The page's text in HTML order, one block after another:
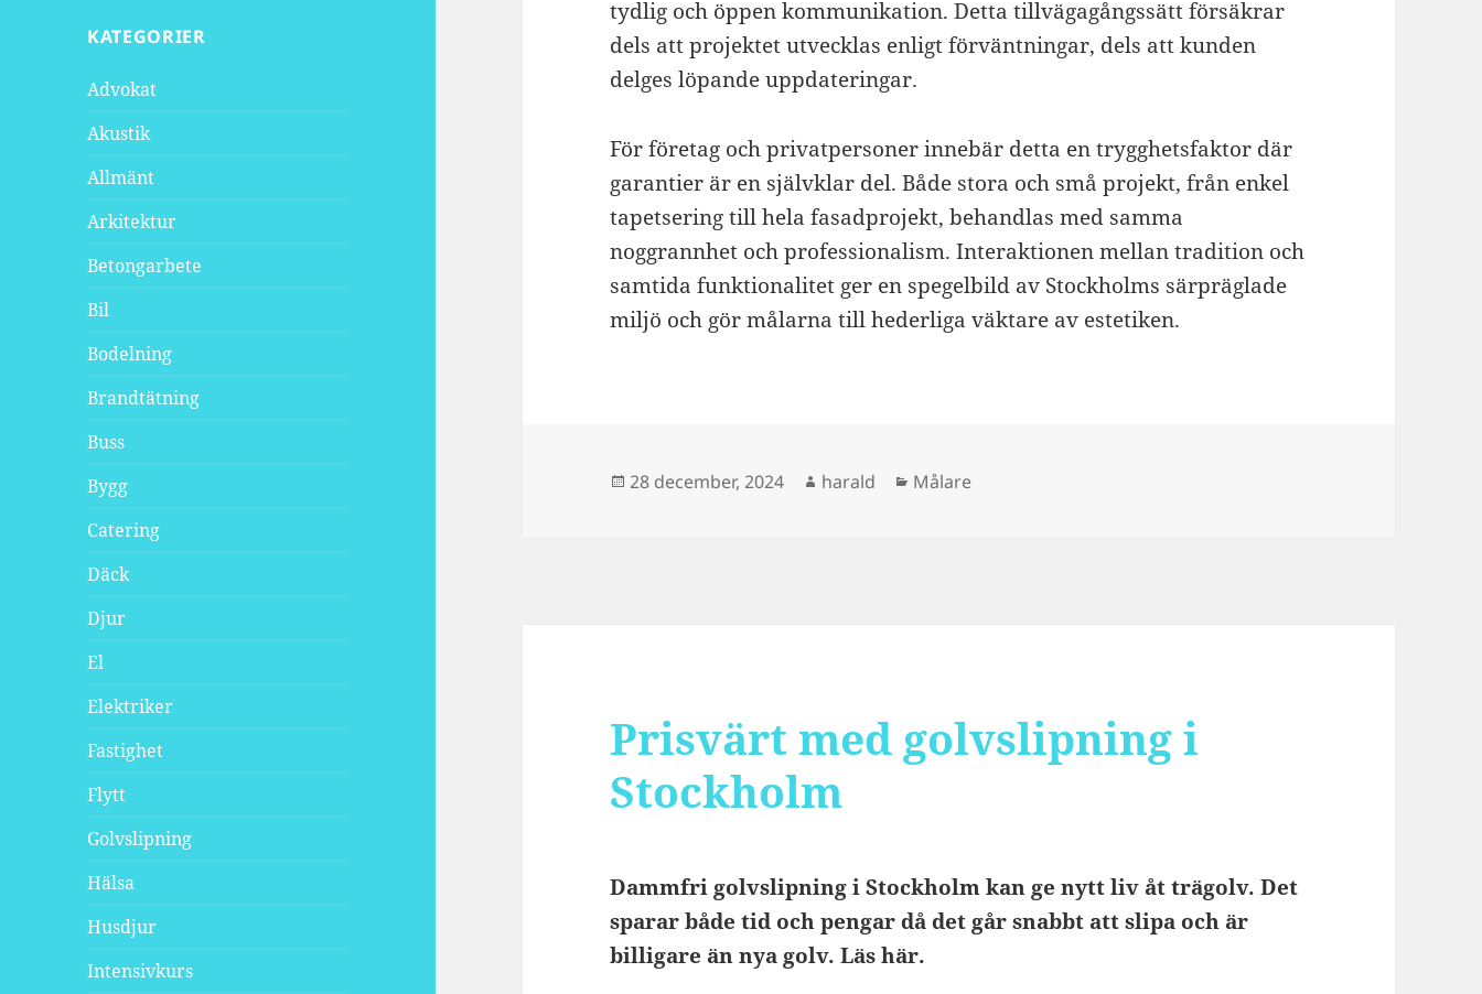
KATEGORIER
Advokat
Akustik
Allmänt
Arkitektur
Betongarbete
Bil
Bodelning
Brandtätning
Buss
Bygg
Catering
Däck
Djur
El
Elektriker
Fastighet
Flytt
Golvslipning
Hälsa
Husdjur
Intensivkurs
tydlig och öppen kommunikation. Detta tillvägagångssätt försäkrar
dels att projektet utvecklas enligt förväntningar, dels att kunden
delges löpande uppdateringar.
För företag och privatpersoner innebär detta en trygghetsfaktor där
garantier är en självklar del. Både stora och små projekt, från enkel
tapetsering till hela fasadprojekt, behandlas med samma
noggrannhet och professionalism. Interaktionen mellan tradition och
samtida funktionalitet ger en spegelbild av Stockholms särpräglade
miljö och gör målarna till hederliga väktare av estetiken.
Postat
28 december, 2024 Författare
harald Kategorier
Målare
Prisvärt med golvslipning i
Stockholm
Dammfri golvslipning i Stockholm kan ge nytt liv åt trägolv. Det
sparar både tid och pengar då det går snabbt att slipa och är
billigare än nya golv. Läs här.